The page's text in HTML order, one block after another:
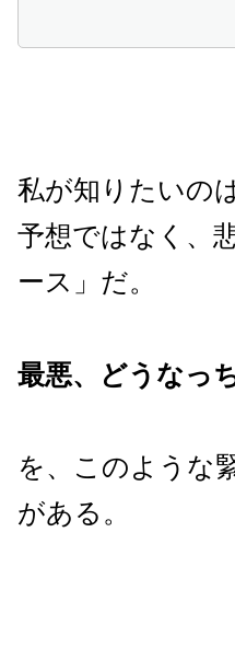
私が知りたいの
予想ではなく、
ース」だ。
最悪、どうなっ
を、このような
がある。